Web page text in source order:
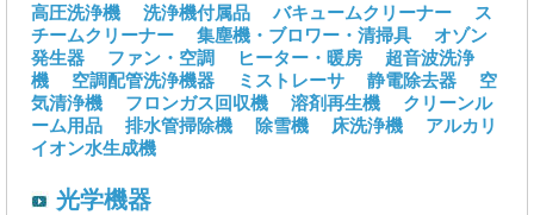
高圧洗浄機 洗浄機付属品 バキュームクリーナー
ス
チームクリーナー
集塵機・ブロワー・清掃具
オゾン
発生器
ファン・空調 ヒーター・暖房
超音波洗浄
機
空調配管洗浄機器 ミストレーサ 静電除去器
空
気清浄機
フロンガス回収機 溶剤再生機
クリーンル
ーム用品
排水管掃除機 除雪機 床洗浄機
アルカリ
イオン水生成機
光学機器